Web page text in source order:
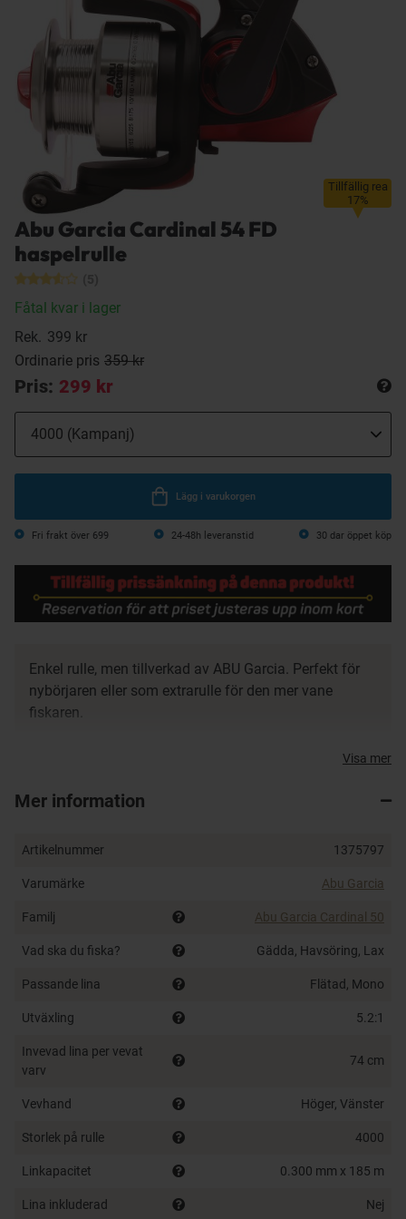
Tillfällig rea
17%
Abu Garcia Cardinal 54 FD
haspelrulle
Fåtal kvar i lager
Rek. 399 kr
Ordinarie pris 359 kr
Pris: 299 kr
Lägg i varukorgen
Fri frakt över 699 24-48h leveranstid 30 dar öppet köp
Enkel rulle, men tillverkad av ABU Garcia. Perfekt för
nybörjaren eller som extrarulle för den mer vane
fiskaren.
Maskinsvarvad aluminiumspole
Visa mer
Mer information
Artikelnummer 1375797
Varumärke Abu Garcia
Familj Abu Garcia Cardinal 50
Vad ska du fiska? Gädda, Havsöring, Lax
Passande lina Flätad, Mono
Utväxling 5.2:1
Invevad lina per vevat
varv
74 cm
Vevhand Höger, Vänster
Storlek på rulle 4000
Linkapacitet 0.300 mm x 185 m
Lina inkluderad Nej